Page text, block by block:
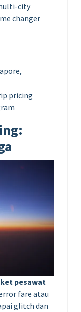
city
changer
pricing
pesawat
fare atau
glitch dan